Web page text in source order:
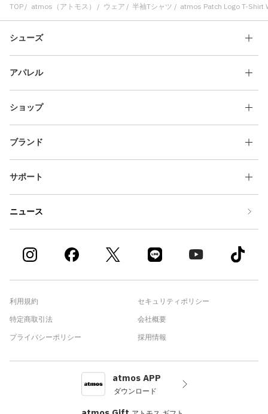
TOP
atmos（アトモス） ウェア 半袖Tシャツ atmos Patch Logo T-Shirt
シューズ
アパレル
ショップ
ブランド
サポート
ニュース
利用規約
特定商取引法
プライバシーポリシー
セキュリティポリシー
会社概要
採用情報
atmos APP
ダウンロード